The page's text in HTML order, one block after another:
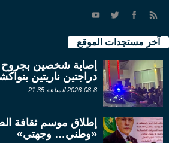
آخر مستجدات الموقع
إصابة شخصين
دراجتين ناريتين
2026-08-8 الساعة 21:35
إطلاق موسم ثقافة
«وطني… وجهتي»